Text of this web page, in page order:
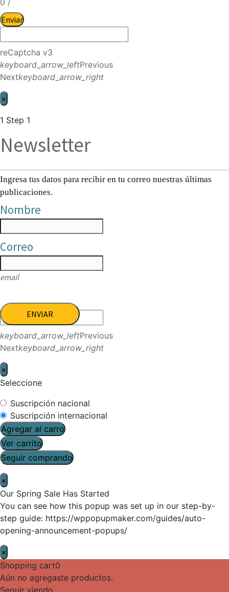
Enviar
reCaptcha v3
keyboard_arrow_leftPrevious
Nextkeyboard_arrow_right
×
1 Step 1
Newsletter
Ingresa tus datos para recibir en tu correo nuestras últimas
publicaciones.
Nombre
Correo
email
ENVIAR
keyboard_arrow_leftPrevious
Nextkeyboard_arrow_right
×
Seleccione
Suscripción nacional
Suscripción internacional
Agregar al carro
Ver carrito
Seguir comprando
×
Our Spring Sale Has Started
You can see how this popup was set up in our step-by-
step guide: https://wppopupmaker.com/guides/auto-
opening-announcement-popups/
×
Shopping cart0
Aún no agregaste productos.
Seguir viendo